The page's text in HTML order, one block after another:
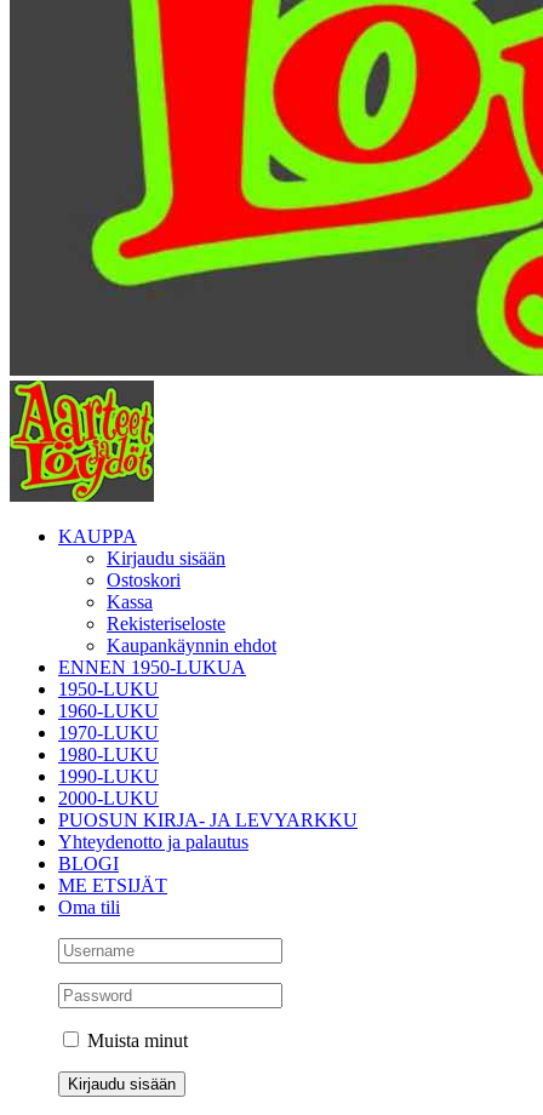
KAUPPA
Kirjaudu sisään
Ostoskori
Kassa
Rekisteriseloste
Kaupankäynnin ehdot
ENNEN 1950-LUKUA
1950-LUKU
1960-LUKU
1970-LUKU
1980-LUKU
1990-LUKU
2000-LUKU
PUOSUN KIRJA- JA LEVYARKKU
Yhteydenotto ja palautus
BLOGI
ME ETSIJÄT
Oma tili
Muista minut